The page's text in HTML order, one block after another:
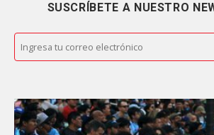
SUSCRÍBETE A NUESTRO